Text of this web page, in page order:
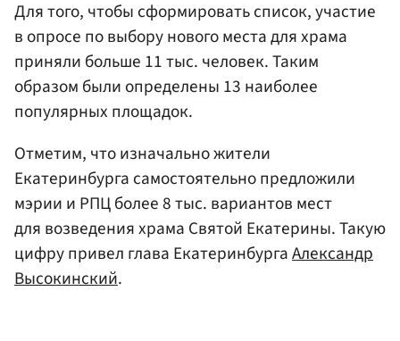
Для того, чтобы сформировать список, участие
в опросе по выбору нового места для храма
приняли больше 11 тыс. человек. Таким
образом были определены 13 наиболее
популярных площадок.
Отметим, что изначально жители
Екатеринбурга самостоятельно предложили
мэрии и РПЦ более 8 тыс. вариантов мест
для возведения храма Святой Екатерины. Такую
цифру привел глава ЕкатеринбургаАлександр
Высокинский.